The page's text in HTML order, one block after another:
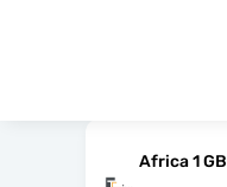
Africa 1 GB